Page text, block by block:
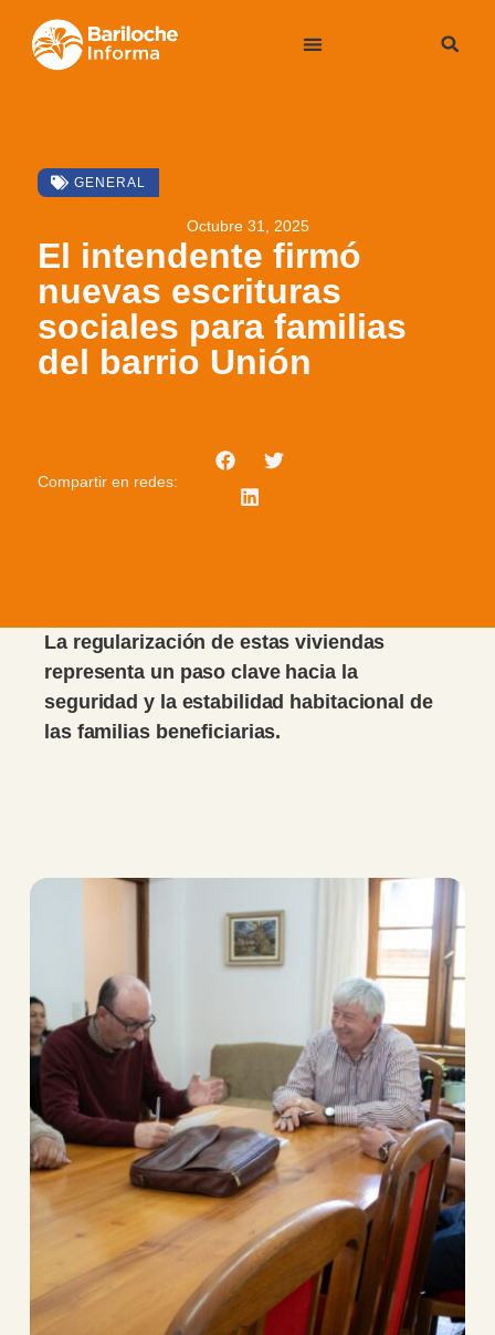
GENERAL
Octubre 31, 2025
El intendente firmó
nuevas escrituras
sociales para familias
del barrio Unión
Compartir en redes:
La regularización de estas viviendas
representa un paso clave hacia la
seguridad y la estabilidad habitacional de
las familias beneficiarias.